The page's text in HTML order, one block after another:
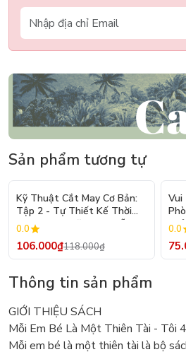
Sản phẩm tương tự
- 10%
Kỹ Thuật Cắt May Cơ Bản:
Tập 2 - Tự Thiết Kế Thời
Trang Nam Nữ - Tạo Mẫu
Rập - Kỹ Thuật Nhảy Size
0.0
106.000₫118.000₫
Vui
0.0
Thông tin sản phẩm
GIỚI THIỆU SÁCH
Mỗi Em Bé Là Một Thiên Tài - Tôi
Mỗi em bé là một thiên tài là bộ